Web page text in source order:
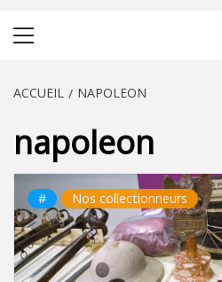
ACCUEIL NAPOLEON
napoleon
# Nos collectionneurs